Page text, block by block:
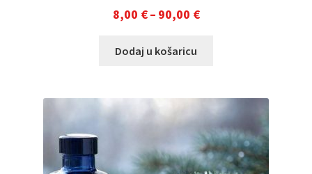
8,00 €– 90,00 €Raspon
do
90,00 €
Dodaj u košaricu
više
varijanti.
Opcije
se
mogu